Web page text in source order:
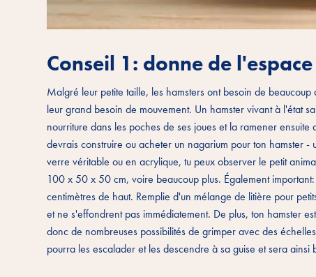
Conseil 1: donne de
Malgré leur petite taille, les hamsters ont besoin de
leur grand besoin de mouvement. Un hamster vivant à l'état
nourriture dans les poches de ses joues et la ramener
devrais construire ou acheter un nagarium pour ton hamster
verre véritable ou en acrylique, tu peux observer le petit
100 x 50 x 50 cm, voire beaucoup plus. Également
centimètres de haut. Remplie d'un mélange de litière pour
et ne s'effondrent pas immédiatement. De plus, ton hamster
donc de nombreuses possibilités de grimper avec des
pourra les escalader et les descendre à sa guise et sera ainsi